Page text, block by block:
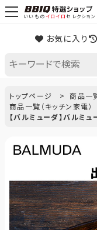
いいものイロイロセレクション
お気に入り
トップページ
商品一
商品一覧（キッチン家電）
【バルミューダ】バルミ